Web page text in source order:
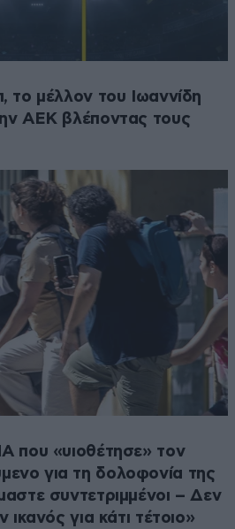
το μέλλον του Ιωαννίδη
ΑΕΚ βλέποντας τους
που «υιοθέτησε» τον
για τη δολοφονία της
συντετριμμένοι – Δεν
ικανός για κάτι τέτοιο»